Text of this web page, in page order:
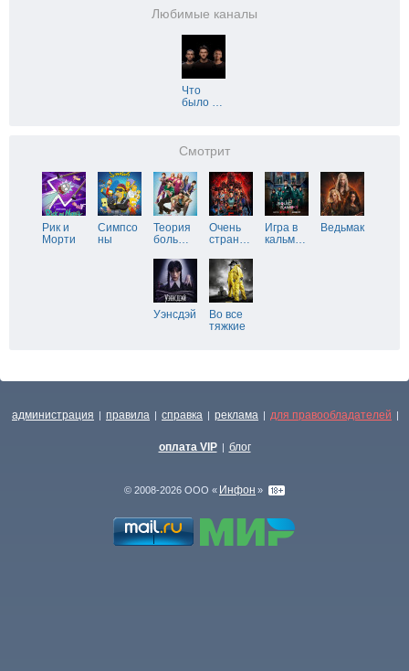
Любимые каналы
Что
было …
Смотрит
Рик и
Морти
Симпсо
ны
Теория
боль…
Очень
стран…
Игра в
кальм…
Ведьмак
Уэнсдэй
Во все
тяжкие
администрация | правила | справка | реклама | для правообладателей |
оплата VIP | блог
© 2008-2026 ООО « Инфон »